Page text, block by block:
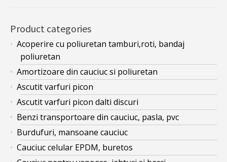
Product categories
Acoperire cu poliuretan tamburi,roti, bandaj
poliuretan
Amortizoare din cauciuc si poliuretan
Ascutit varfuri picon
Ascutit varfuri picon dalti discuri
Benzi transportoare din cauciuc, pasla, pvc
Burdufuri, mansoane cauciuc
Cauciuc celular EPDM, buretos